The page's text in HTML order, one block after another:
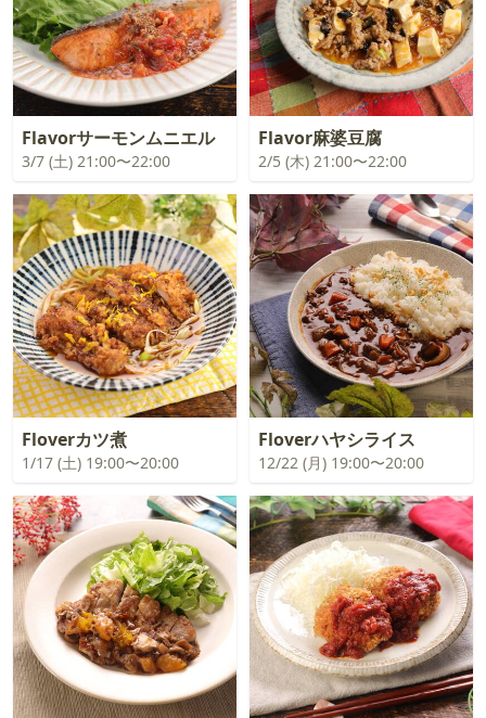
Flavorサーモンムニエル
3/7 (土) 21:00〜22:00
Flavor麻婆豆腐
2/5 (木) 21:00〜22:00
Floverカツ煮
1/17 (土) 19:00〜20:00
Floverハヤシライス
12/22 (月) 19:00〜20:00